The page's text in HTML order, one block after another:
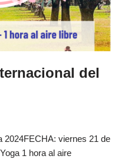
del
2024FECHA: viernes 21 de
1 hora al aire